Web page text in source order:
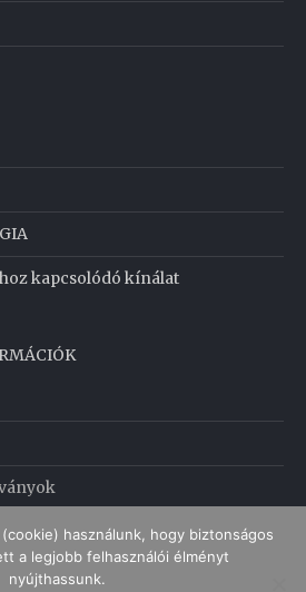
kapcsolódó kínálat
használunk, hogy biztonságos
a legjobb felhasználói élményt
nyújthassunk.